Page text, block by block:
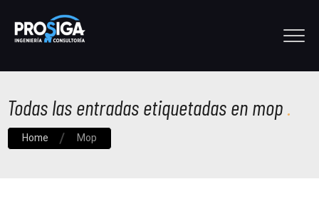
Todas las entradas etiquetadas en mop
Home Mop